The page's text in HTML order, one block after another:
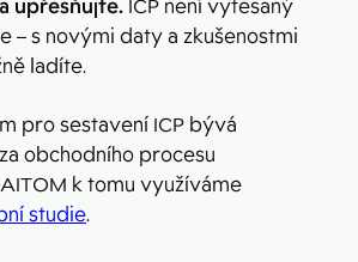
upřesňujte. ICP není vytesaný
– s novými daty a zkušenostmi
ladíte.
pro sestavení ICP bývá
obchodního procesu
k tomu využíváme
studie.